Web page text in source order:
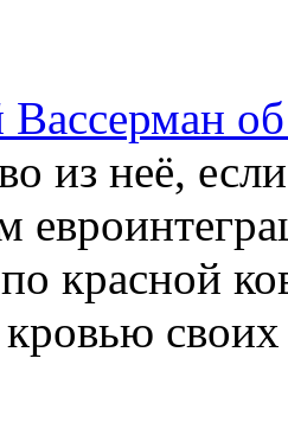
из неё,
красной
кровью